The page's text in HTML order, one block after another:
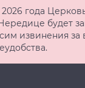
2026 года
будет
извинения